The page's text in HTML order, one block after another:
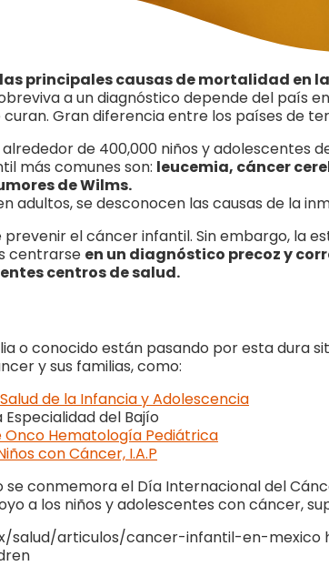
principales causas de mortalidad en
a un diagnóstico depende del país
Gran diferencia entre los países de
de 400,000 niños y adolescentes
más comunes son: leucemia, cáncer
de Wilms.
adultos, se desconocen las causas de la
prevenir el cáncer infantil. Sin embargo, la
centrarse en un diagnóstico precoz y
centros de salud.
o conocido están pasando por esta dura
y sus familias, como:
de la Infancia y Adolescencia
del Bajío
Onco Hematología Pediátrica
con Cáncer, I.A.P
se conmemora el Día Internacional del
a los niños y adolescentes con cáncer,
salud/articulos/cancer-infantil-en-